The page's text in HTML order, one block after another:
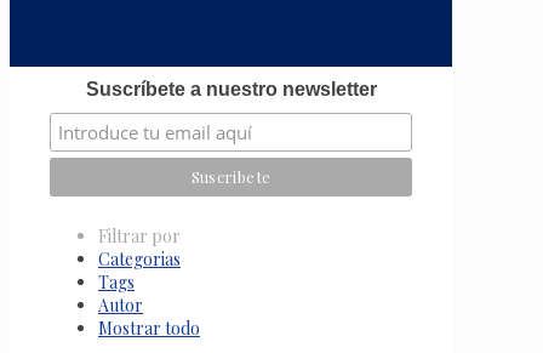
Suscríbete a nuestro newsletter
Filtrar por
Categorias
Tags
Autor
Mostrar todo